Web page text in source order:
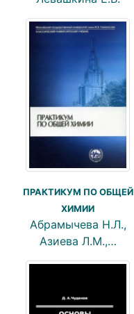
ПРАКТИКУМ ПО ОБЩЕЙ
ХИМИИ
Абрамычева Н.Л.,
Азиева Л.М.,…